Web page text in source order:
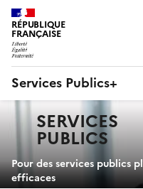
RÉPUBLIQUE
FRANÇAISE
Services Publics+
principaleSERVICES
PUBLICS+
Pour des services publics
efficaces